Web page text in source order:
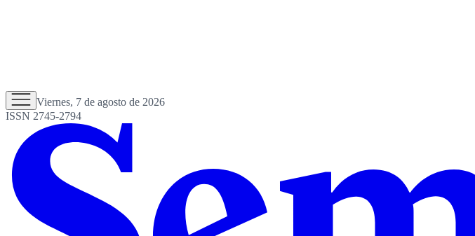
Viernes, 7 de agosto de 2026
ISSN 2745-2794